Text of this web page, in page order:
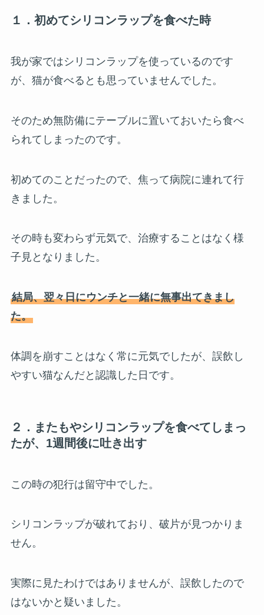
１．初めてシリコンラップを食べた時
我が家ではシリコンラップを使っているのです
が、猫が食べるとも思っていませんでした。
そのため無防備にテーブルに置いておいたら食べ
られてしまったのです。
初めてのことだったので、焦って病院に連れて行
きました。
その時も変わらず元気で、治療することはなく様
子見となりました。
結局、翌々日にウンチと一緒に無事出てきまし
た。
体調を崩すことはなく常に元気でしたが、誤飲し
やすい猫なんだと認識した日です。
２．またもやシリコンラップを食べてしまっ
たが、1週間後に吐き出す
この時の犯行は留守中でした。
シリコンラップが破れており、破片が見つかりま
せん。
実際に見たわけではありませんが、誤飲したので
はないかと疑いました。